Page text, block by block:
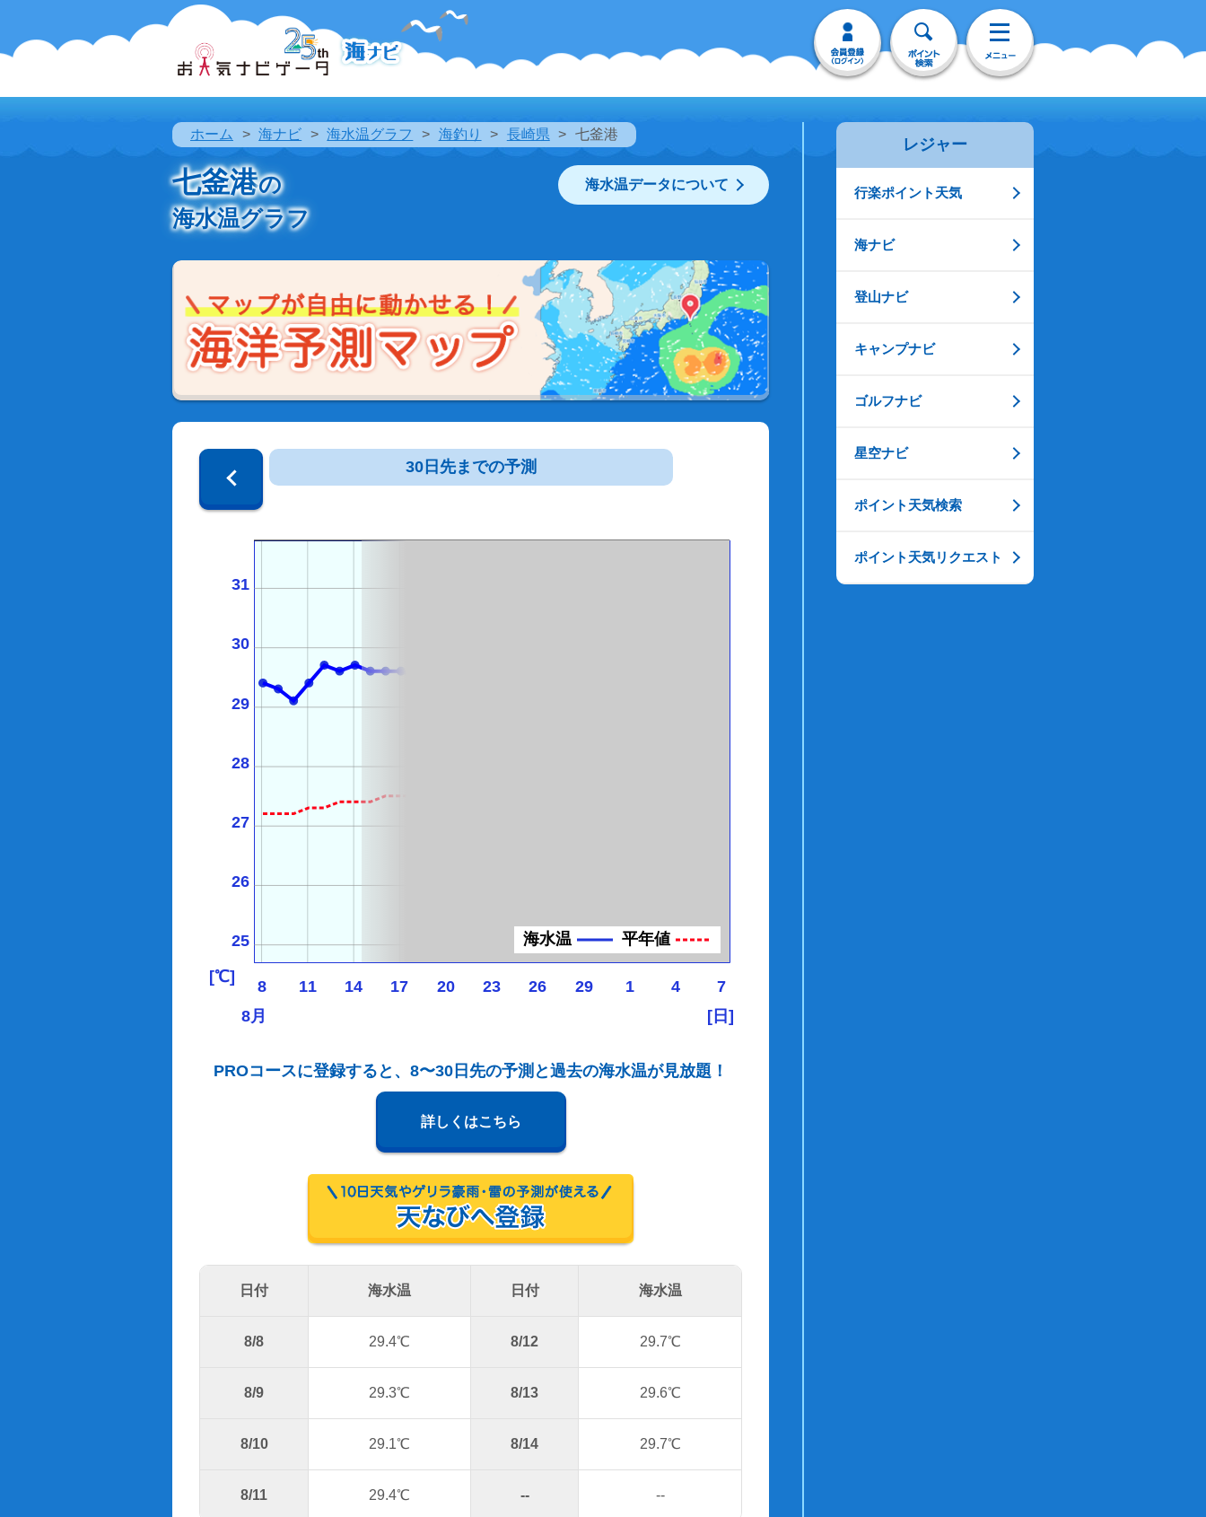
ホーム 海ナビ 海水温グラフ 海釣り 長崎県 七釜港
七釜港の
海水温グラフ
海水温データについて
30日先までの予測
8 11 14 17 20 23 26 29 1 4 7
[日]
25
26
27
28
29
30
31
[℃]
8月
海水温 平年値
PROコースに登録すると、8〜30日先の予測と過去の海水温が見放題！
詳しくはこちら
日付 海水温 日付 海水温
8/8 29.4℃ 8/12 29.7℃
8/9 29.3℃ 8/13 29.6℃
8/10 29.1℃ 8/14 29.7℃
8/11 29.4℃ -- --
レジャー
行楽ポイント天気
海ナビ
登山ナビ
キャンプナビ
ゴルフナビ
星空ナビ
ポイント天気検索
ポイント天気リクエスト